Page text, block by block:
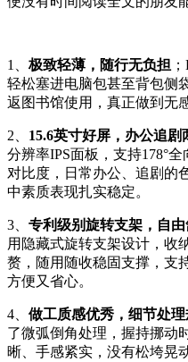
1、 极致轻薄，随行无负担
轻松塞进电脑包甚至背包侧
返图书馆使用，真正做到无
2、 15.6英寸好屏，办公追剧
分辨率IPS面板，支持178°全
对比度，日常办公、追剧的
中素质表现扎实稳定。
3、 专利级别旋转支架，自
用隐藏式旋转支架设计，收
赘，随用随收稳固支撑，支
方便又省心。
4、 做工质感优秀，细节处
了微弧倒角处理，握持挪动
晰、手感紧实，没有松垮晃